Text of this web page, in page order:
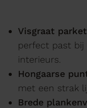
Visgraat
perfect past bij
interieurs.
Hongaarse
met een strak
Brede